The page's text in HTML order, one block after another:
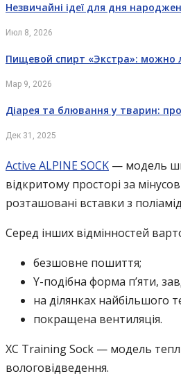
Незвичайні ідеї для дня
Июл 8, 2026
Пищевой спирт «Экстра»: можно
Мар 9, 2026
Діарея та блювання у тварин:
Дек 31, 2025
Active ALPINE SOCK — модель
відкритому просторі за
розташовані вставки з
Серед інших відмінностей
безшовне пошиття;
Y-подібна форма п’яти,
на ділянках найбільшого
покращена вентиляція.
XC Training Sock — модель
вологовідведення.